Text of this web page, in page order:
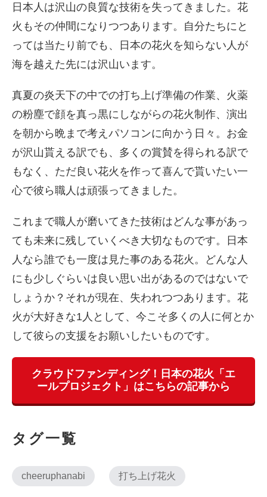
日本人は沢山の良質な技術を失ってきました。花
火もその仲間になりつつあります。自分たちにと
っては当たり前でも、日本の花火を知らない人が
海を越えた先には沢山います。
真夏の炎天下の中での打ち上げ準備の作業、火薬
の粉塵で顔を真っ黒にしながらの花火制作、演出
を朝から晩まで考えパソコンに向かう日々。お金
が沢山貰える訳でも、多くの賞賛を得られる訳で
もなく、ただ良い花火を作って喜んで貰いたい一
心で彼ら職人は頑張ってきました。
これまで職人が磨いてきた技術はどんな事があっ
ても未来に残していくべき大切なものです。日本
人なら誰でも一度は見た事のある花火。どんな人
にも少しぐらいは良い思い出があるのではないで
しょうか？それが現在、失われつつあります。花
火が大好きな1人として、今こそ多くの人に何とか
して彼らの支援をお願いしたいものです。
クラウドファンディング！日本の花火「エ
ールプロジェクト」はこちらの記事から
タグ一覧
cheeruphanabi 打ち上げ花火